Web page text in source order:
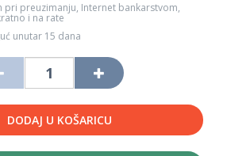
pri preuzimanju, Internet bankarstvom,
i na rate
unutar 15 dana
DODAJ U KOŠARICU